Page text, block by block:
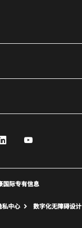
LinkedIn
国际专有信息
私中心 数字化无障碍设计